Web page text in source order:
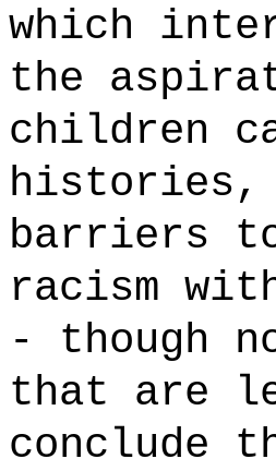
which
the
children
histories,
barriers
racism
- though
that are
conclude